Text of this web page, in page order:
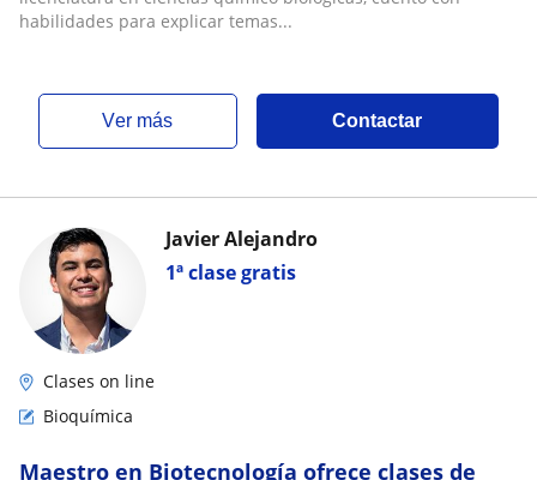
habilidades para explicar temas...
ver más Contactar
1ª clase gratis
Javier Alejandro
Clases on line
Bioquímica
Maestro en Biotecnología ofrece clases de